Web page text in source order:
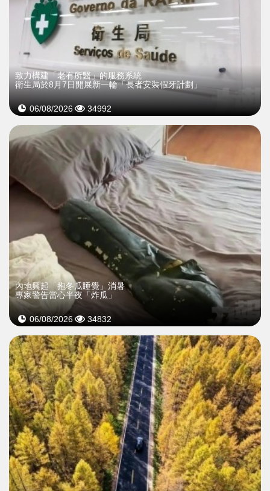
致力構建「老有所醫」的服務系統
衛生局於8月7日開展新一輪「長者安裝假牙計劃」
06/08/2026 34992
內地興起「抱冬瓜睡覺」消暑
專家警告當心半夜「炸瓜」
06/08/2026 34832